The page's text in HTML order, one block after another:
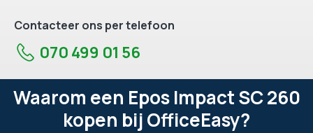
Contacteer ons per telefoon
070 499 01 56
Waarom een Epos Impact SC 260
kopen bij OfficeEasy?